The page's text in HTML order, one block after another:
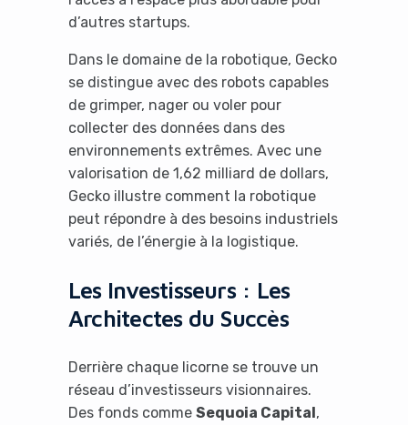
d’autres startups.
Dans le domaine de la robotique, Gecko
se distingue avec des robots capables
de grimper, nager ou voler pour
collecter des données dans des
environnements extrêmes. Avec une
valorisation de 1,62 milliard de dollars,
Gecko illustre comment la robotique
peut répondre à des besoins industriels
variés, de l’énergie à la logistique.
Les Investisseurs : Les
Architectes du Succès
Derrière chaque licorne se trouve un
réseau d’investisseurs visionnaires.
Des fonds comme Sequoia Capital,